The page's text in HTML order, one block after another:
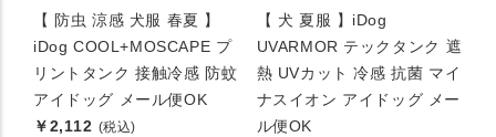
【 防虫 涼感 犬服 春夏 】
iDog COOL+MOSCAPE プ
リントタンク 接触冷感 防蚊
アイドッグ メール便OK
￥2,112 (税込)
【 犬 夏服 】iDog
UVARMOR テックタンク 遮
熱 UVカット 冷感 抗菌 マイ
ナスイオン アイドッグ メー
ル便OK